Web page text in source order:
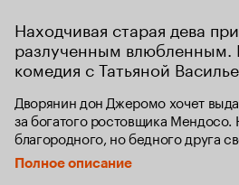
Находчивая старая дева
разлученным влюбленным.
комедия с Татьяной
Дворянин дон Джеромо хочет
за богатого ростовщика
благородного, но бедного друга
и сердце её разбито. Тем
воспитательница Инессы, решает
Полное описание